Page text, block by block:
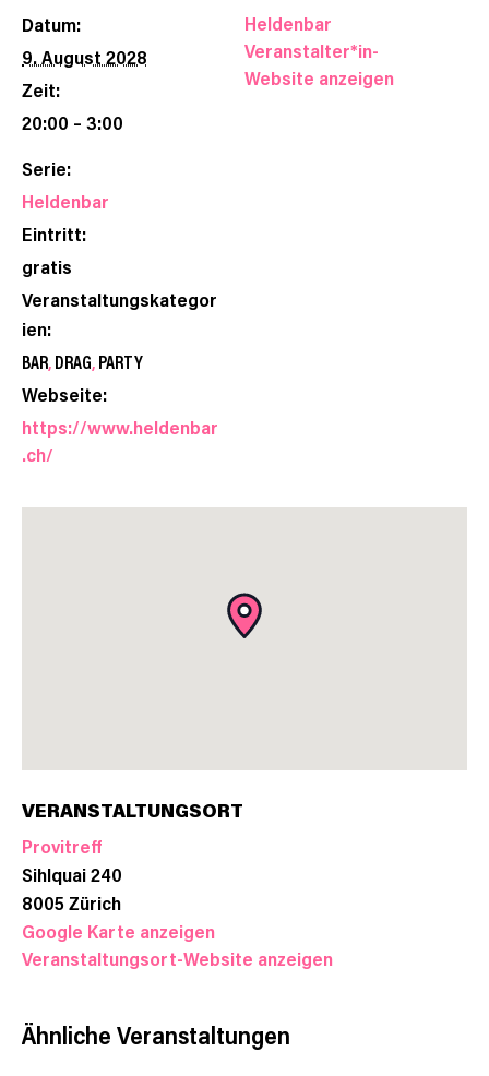
Datum:
9. August 2028
Zeit:
20:00 – 3:00
Serie:
Heldenbar
Eintritt:
gratis
Veranstaltungskategor
ien:
BAR,DRAG,PARTY
Webseite:
https://www.heldenbar
.ch/
Heldenbar
Veranstalter*in-
Website anzeigen
VERANSTALTUNGSORT
Provitreff
Sihlquai 240
8005Zürich
Google Karte anzeigen
Veranstaltungsort-Website anzeigen
Ähnliche Veranstaltungen